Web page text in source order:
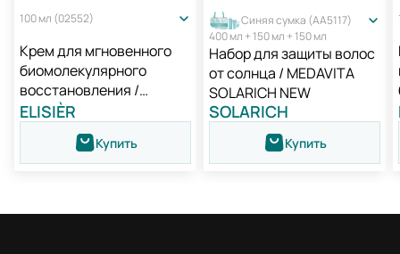
100 мл (02552)
Крем для мгновенного
биомолекулярного
восстановления /
Medavita Elisièr Instant
Bond Repair Leave-in
ELISIÈR
Купить
Синяя сумка (AA5117)
400 мл + 150 мл + 150 мл
Набор для защиты волос
от солнца / MEDAVITA
SOLARICH NEW
SOLARICH
Купить